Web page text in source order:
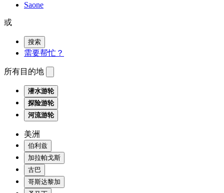
Saone
或
搜索
需要帮忙？
所有目的地
潜水游轮
探险游轮
河流游轮
美洲
伯利兹
加拉帕戈斯
古巴
哥斯达黎加